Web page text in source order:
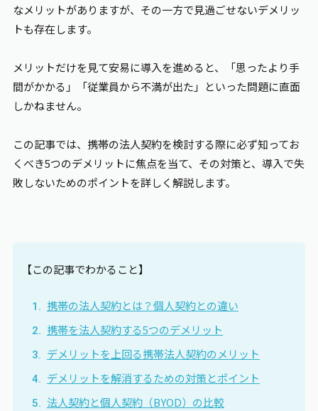
なメリットがありますが、その一方で見過ごせないデメリッ
トも存在します。
メリットだけを見て安易に導入を進めると、「思ったより手
間がかかる」「従業員から不満が出た」といった問題に直面
しかねません。
この記事では、携帯の法人契約を検討する際に必ず知ってお
くべき5つのデメリットに焦点を当て、その対策と、導入で失
敗しないためのポイントを詳しく解説します。
【この記事でわかること】
携帯の法人契約とは？個人契約との違い
携帯を法人契約する5つのデメリット
デメリットを上回る携帯法人契約のメリット
デメリットを解消するための対策とポイント
法人契約と個人契約（BYOD）の比較